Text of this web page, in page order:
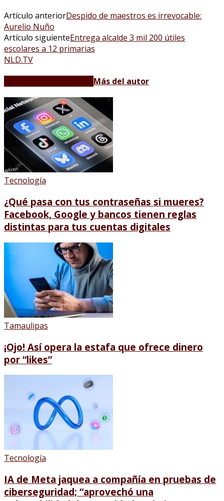
Artículo anteriorDespido de maestros es irrevocable:
Aurelio Nuño
Artículo siguienteEntrega alcalde 3 mil 200 útiles
escolares a 12 primarias
NLD.TV
Más del autor
Tecnología
¿Qué pasa con tus contraseñas si mueres?
Facebook, Google y bancos tienen reglas
distintas para tus cuentas digitales
Tamaulipas
¡Ojo! Así opera la estafa que ofrece dinero
por “likes”
Tecnología
IA de Meta jaquea a compañía en pruebas de
ciberseguridad; “aprovechó una